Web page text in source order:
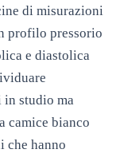
di misurazioni
profilo pressorio
e diastolica
in studio ma
camice bianco
che hanno